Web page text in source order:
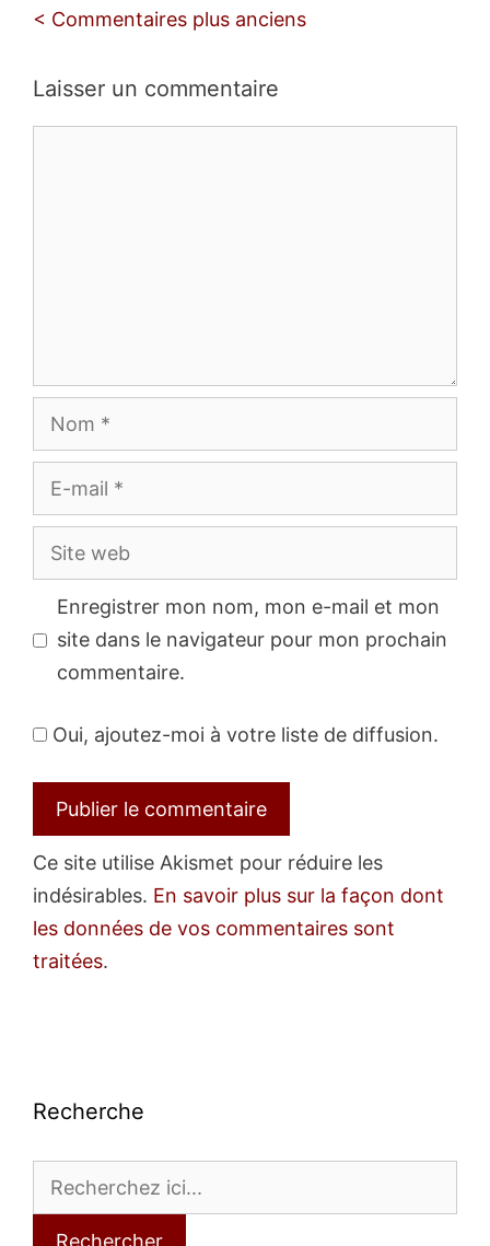
Navigation
commentaires
< Commentaires plus anciens
Laisser un commentaire
Nom
E-
mail
Site
web
Enregistrer mon nom, mon e-mail et mon
site dans le navigateur pour mon prochain
commentaire.
Oui, ajoutez-moi à votre liste de diffusion.
Ce site utilise Akismet pour réduire les
indésirables. En savoir plus sur la façon dont
les données de vos commentaires sont
traitées.
Recherche